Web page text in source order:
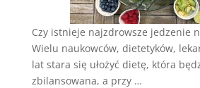
Czy istnieje najzdrowsze jedzenie
Wielu naukowców, dietetyków,
lat stara się ułożyć dietę, która
zbilansowana, a przy …